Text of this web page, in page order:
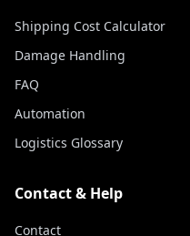
Shipping Cost Calculator
Damage Handling
FAQ
Automation
Logistics Glossary
Contact & Help
Contact